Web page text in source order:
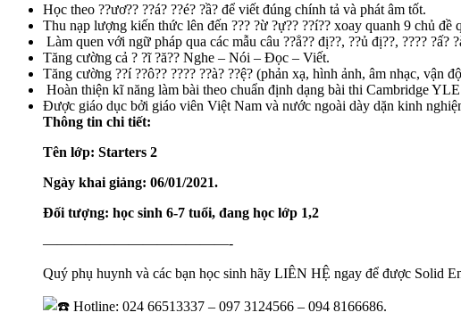
Học theo ??ươ?? ??á? ??é? ?ầ? để viết đúng chính tả và phát âm tốt.
Thu nạp lượng kiến thức lên đến ??? ?ừ ?ự?? ??í?? xoay quanh 9 chủ
Làm quen với ngữ pháp qua các mẫu câu ??ẳ?? đị??, ??ủ đị??, ????
Tăng cường cả ? ?ĩ ?ă?? Nghe – Nói – Đọc – Viết.
Tăng cường ??í ??ô?? ???? ??à? ??ệ? (phản xạ, hình ảnh, âm nhạc, vận
Hoàn thiện kĩ năng làm bài theo chuẩn định dạng bài thi Cambridge YLE
Được giáo dục bởi giáo viên Việt Nam và nước ngoài dày dặn kinh
Thông tin chi tiết:
Tên lớp: Starters 2
Ngày khai giảng: 06/01/2021.
Đối tượng: học sinh 6-7 tuổi, đang học lớp 1,2
—————————————-
Quý phụ huynh và các bạn học sinh hãy LIÊN HỆ ngay để được Solid
Hotline: 024 66513337 – 097 3124566 – 094 8166686.